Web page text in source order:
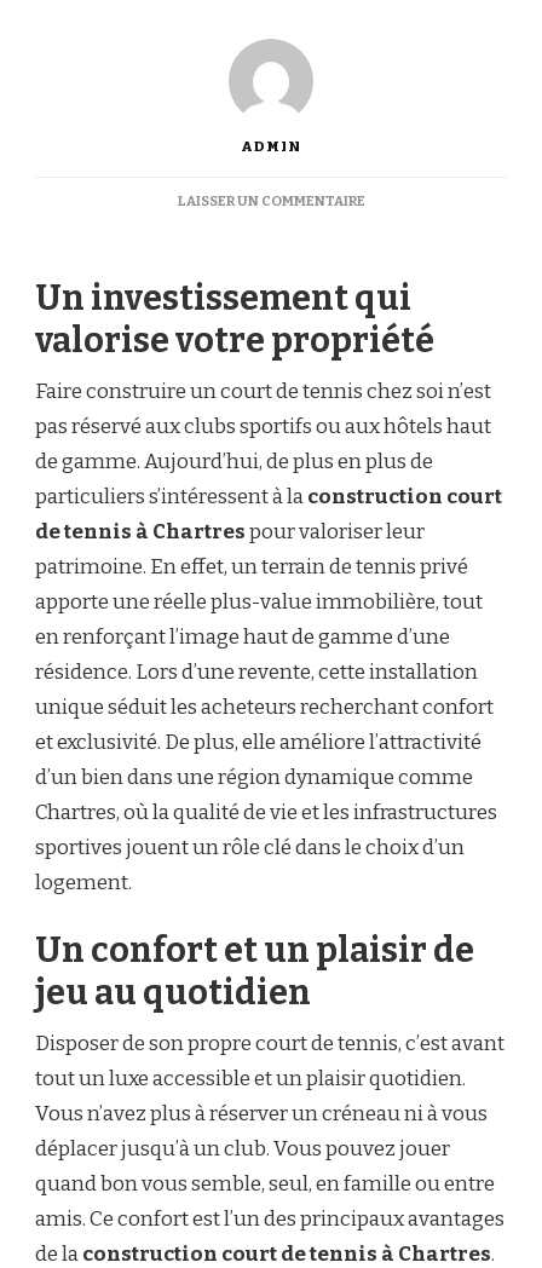
ADMIN
LAISSER UN COMMENTAIRESUR
AVANTAGES
D’INVESTIR
DANS
CONSTRUCTION
DE
TENNIS
À
CHARTRES
POUR
UN
PARTICULIER
Un investissement qui
valorise votre propriété
Faire construire un court de tennis chez soi n’est
pas réservé aux clubs sportifs ou aux hôtels haut
de gamme. Aujourd’hui, de plus en plus de
particuliers s’intéressent à laconstruction court
de tennis à Chartrespour valoriser leur
patrimoine. En effet, un terrain de tennis privé
apporte une réelle plus-value immobilière, tout
en renforçant l’image haut de gamme d’une
résidence. Lors d’une revente, cette installation
unique séduit les acheteurs recherchant confort
et exclusivité. De plus, elle améliore l’attractivité
d’un bien dans une région dynamique comme
Chartres, où la qualité de vie et les infrastructures
sportives jouent un rôle clé dans le choix d’un
logement.
Un confort et un plaisir de
jeu au quotidien
Disposer de son propre court de tennis, c’est avant
tout un luxe accessible et un plaisir quotidien.
Vous n’avez plus à réserver un créneau ni à vous
déplacer jusqu’à un club. Vous pouvez jouer
quand bon vous semble, seul, en famille ou entre
amis. Ce confort est l’un des principaux avantages
de laconstruction court de tennis à Chartres.